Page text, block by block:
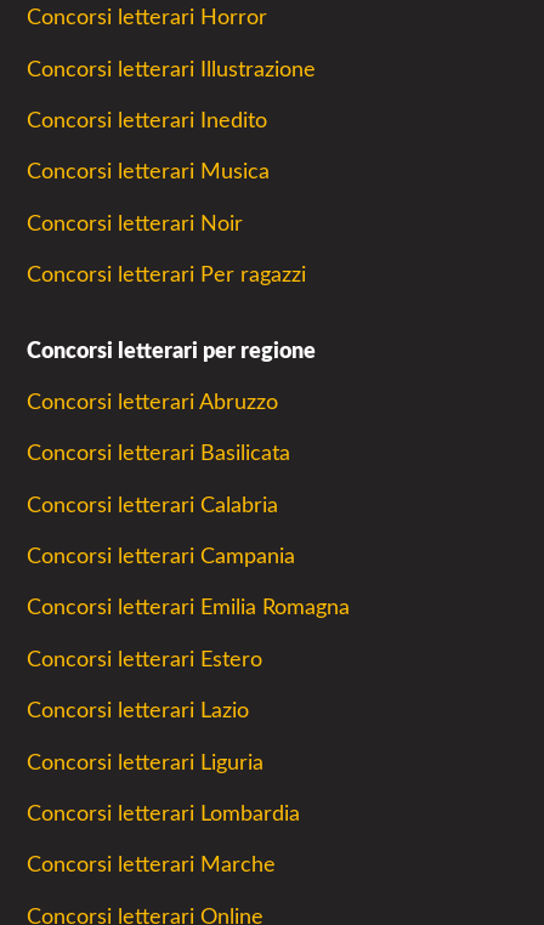
Concorsi letterari Horror
Concorsi letterari Illustrazione
Concorsi letterari Inedito
Concorsi letterari Musica
Concorsi letterari Noir
Concorsi letterari Per ragazzi
Concorsi letterari per regione
Concorsi letterari Abruzzo
Concorsi letterari Basilicata
Concorsi letterari Calabria
Concorsi letterari Campania
Concorsi letterari Emilia Romagna
Concorsi letterari Estero
Concorsi letterari Lazio
Concorsi letterari Liguria
Concorsi letterari Lombardia
Concorsi letterari Marche
Concorsi letterari Online